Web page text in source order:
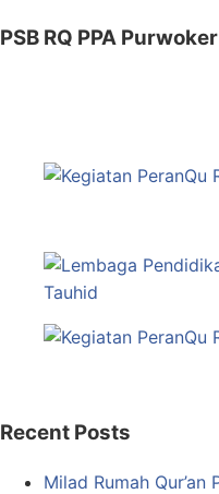
PSB RQ PPA
Recent Posts
Milad Rumah